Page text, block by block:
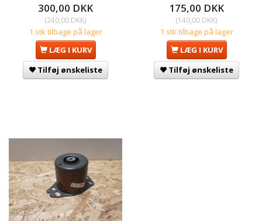
300,00 DKK
(240,00 DKK)
1 stk tilbage på lager
LÆG I KURV
Tilføj ønskeliste
175,00 DKK
(140,00 DKK)
1 stk tilbage på lager
LÆG I KURV
Tilføj ønskeliste